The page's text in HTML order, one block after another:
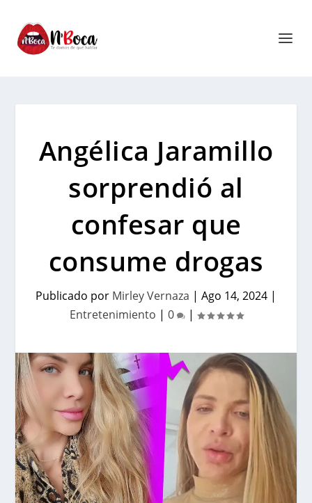
Angélica Jaramillo
sorprendió al
confesar que
consume drogas
Publicado por Mirley Vernaza | Ago 14, 2024 |
Entretenimiento | 0 |